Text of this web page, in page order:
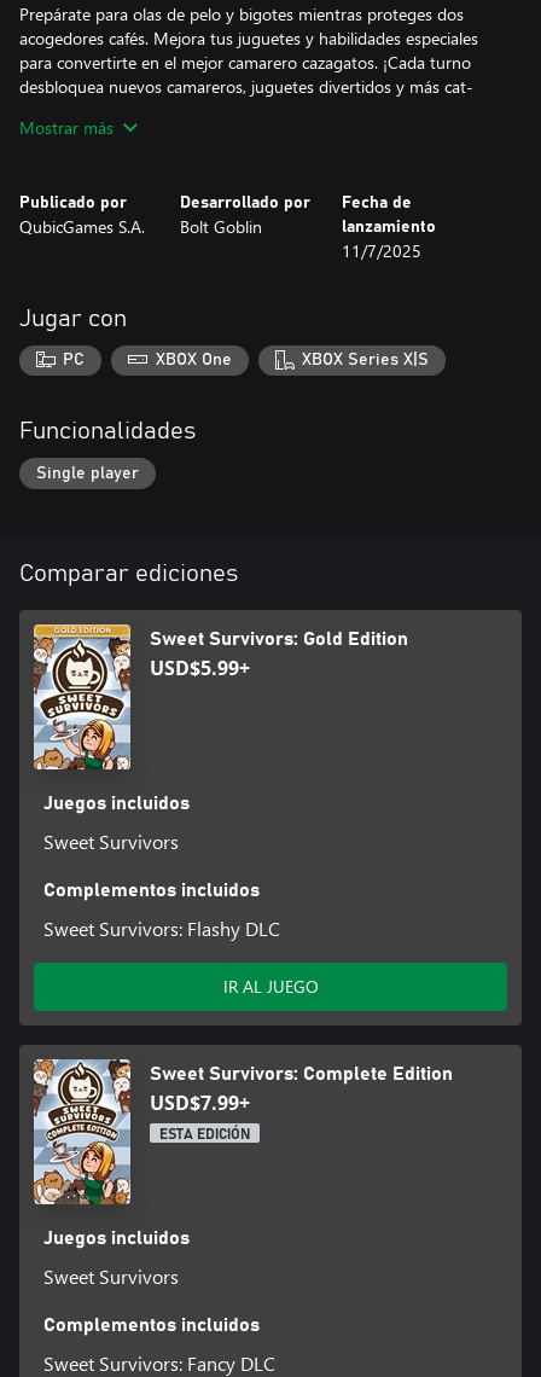
Prepárate para olas de pelo y bigotes mientras proteges dos
acogedores cafés. Mejora tus juguetes y habilidades especiales
para convertirte en el mejor camarero cazagatos. ¡Cada turno
desbloquea nuevos camareros, juguetes divertidos y más cat-
Mostrar más
Publicado por
QubicGames S.A.
Desarrollado por
Bolt Goblin
Fecha de
lanzamiento
11/7/2025
Jugar con
PC XBOX One XBOX Series X|S
Funcionalidades
Single player
Comparar ediciones
Sweet Survivors: Gold Edition
USD$5.99+
Juegos incluidos
Sweet Survivors
Complementos incluidos
Sweet Survivors: Flashy DLC
IR AL JUEGO
Sweet Survivors: Complete Edition
USD$7.99+
ESTA EDICIÓN
Juegos incluidos
Sweet Survivors
Complementos incluidos
Sweet Survivors: Fancy DLC